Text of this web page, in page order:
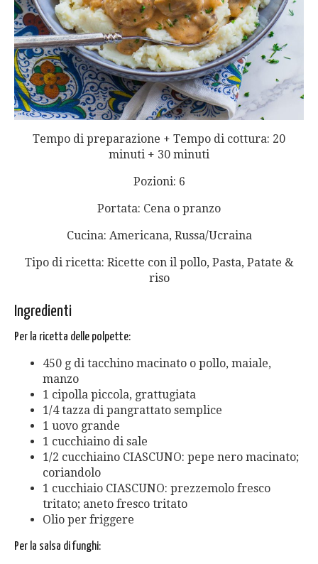
Tempo di preparazione + Tempo di cottura: 20
minuti + 30 minuti
Pozioni: 6
Portata: Cena o pranzo
Cucina: Americana, Russa/Ucraina
Tipo di ricetta: Ricette con il pollo, Pasta, Patate &
riso
Ingredienti
Per la ricetta delle polpette:
450 g di tacchino macinato o pollo, maiale,
manzo
1 cipolla piccola, grattugiata
1/4 tazza di pangrattato semplice
1 uovo grande
1 cucchiaino di sale
1/2 cucchiaino CIASCUNO: pepe nero macinato;
coriandolo
1 cucchiaio CIASCUNO: prezzemolo fresco
tritato; aneto fresco tritato
Olio per friggere
Per la salsa di funghi: